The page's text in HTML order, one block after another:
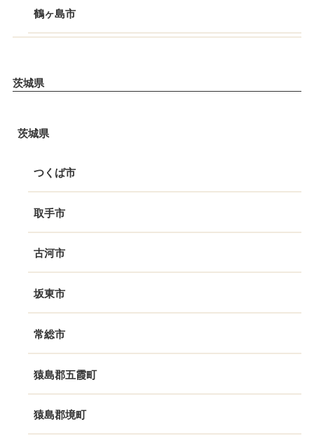
鶴ヶ島市
茨城県
茨城県
つくば市
取手市
古河市
坂東市
常総市
猿島郡五霞町
猿島郡境町